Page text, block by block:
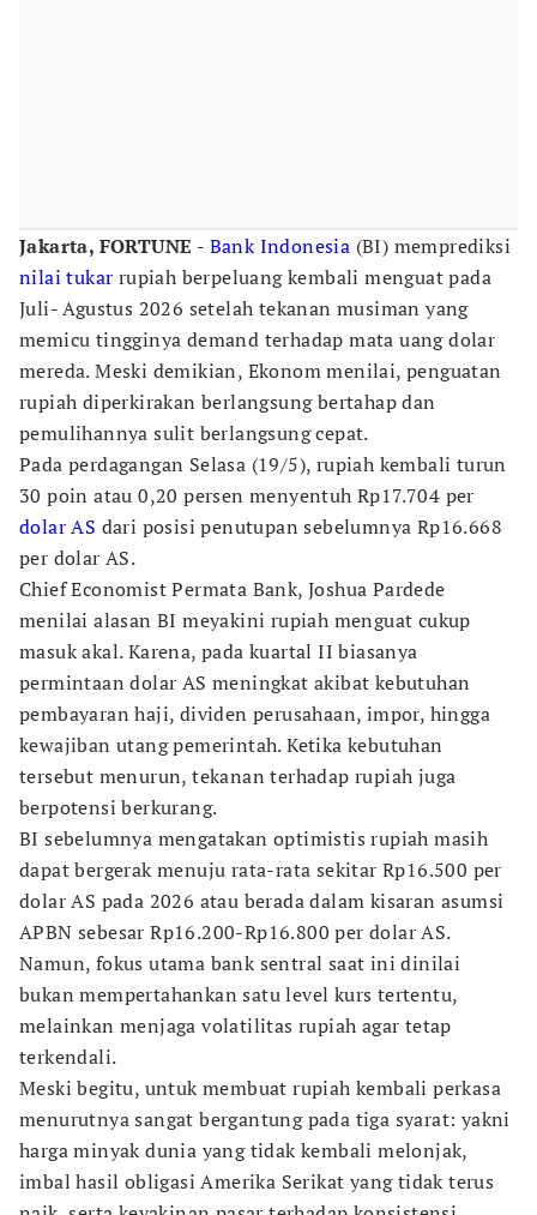
Jakarta, FORTUNE - Bank Indonesia (BI) memprediksi
nilai tukar rupiah berpeluang kembali menguat pada
Juli- Agustus 2026 setelah tekanan musiman yang
memicu tingginya demand terhadap mata uang dolar
mereda. Meski demikian, Ekonom menilai, penguatan
rupiah diperkirakan berlangsung bertahap dan
pemulihannya sulit berlangsung cepat.
Pada perdagangan Selasa (19/5), rupiah kembali turun
30 poin atau 0,20 persen menyentuh Rp17.704 per
dolar AS dari posisi penutupan sebelumnya Rp16.668
per dolar AS.
Chief Economist Permata Bank, Joshua Pardede
menilai alasan BI meyakini rupiah menguat cukup
masuk akal. Karena, pada kuartal II biasanya
permintaan dolar AS meningkat akibat kebutuhan
pembayaran haji, dividen perusahaan, impor, hingga
kewajiban utang pemerintah. Ketika kebutuhan
tersebut menurun, tekanan terhadap rupiah juga
berpotensi berkurang.
BI sebelumnya mengatakan optimistis rupiah masih
dapat bergerak menuju rata-rata sekitar Rp16.500 per
dolar AS pada 2026 atau berada dalam kisaran asumsi
APBN sebesar Rp16.200-Rp16.800 per dolar AS.
Namun, fokus utama bank sentral saat ini dinilai
bukan mempertahankan satu level kurs tertentu,
melainkan menjaga volatilitas rupiah agar tetap
terkendali.
Meski begitu, untuk membuat rupiah kembali perkasa
menurutnya sangat bergantung pada tiga syarat: yakni
harga minyak dunia yang tidak kembali melonjak,
imbal hasil obligasi Amerika Serikat yang tidak terus